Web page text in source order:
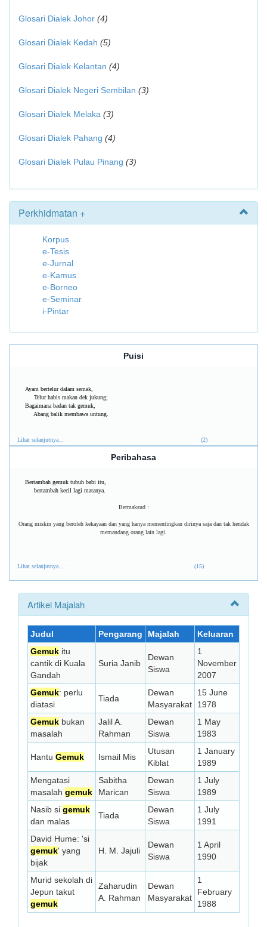
Glosari Dialek Johor (4)
Glosari Dialek Kedah (5)
Glosari Dialek Kelantan (4)
Glosari Dialek Negeri Sembilan (3)
Glosari Dialek Melaka (3)
Glosari Dialek Pahang (4)
Glosari Dialek Pulau Pinang (3)
Perkhidmatan +
Korpus
e-Tesis
e-Jurnal
e-Kamus
e-Borneo
e-Seminar
i-Pintar
Puisi
Ayam bertelur dalam semak,
Telur habis makan dek jukung;
Bagaimana badan tak gemuk,
Abang balik membawa untung.
Lihat selanjutnya... (2)
Peribahasa
Bertambah gemuk tubuh babi itu,
bertambah kecil lagi matanya.
Bermaksud :
Orang miskin yang beroleh kekayaan dan yang hanya mementingkan dirinya saja dan tak hendak
memandang orang lain lagi.
Lihat selanjutnya... (15)
Artikel Majalah
Judul Pengarang Majalah
Keluaran
Gemuk itu
cantik di Kuala
Gandah
Suria Janib
Dewan
Siswa
1
November
2007
Gemuk: perlu
diatasi
Tiada
Dewan
Masyarakat
15 June
1978
Gemuk bukan
masalah
Jalil A.
Rahman
Dewan
Siswa
1 May
1983
Hantu Gemuk Ismail Mis
Utusan
Kiblat
1 January
1989
Mengatasi
masalah gemuk
Sabitha
Marican
Dewan
Siswa
1 July
1989
Nasib si gemuk
dan malas
Tiada
Dewan
Siswa
1 July
1991
David Hume: 'si
gemuk' yang
bijak
H. M. Jajuli
Dewan
Siswa
1 April
1990
Murid sekolah di
Jepun takut
gemuk
Zaharudin
A. Rahman
Dewan
Masyarakat
1
February
1988